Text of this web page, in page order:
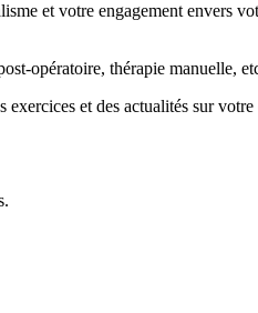
et votre engagement envers
opératoire, thérapie manuelle,
et des actualités sur votre